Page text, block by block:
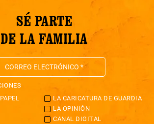
SÉ PARTE
DE LA FAMILIA
LA CARICATURA DE GUARDIA
LA OPINIÓN
CANAL DIGITAL